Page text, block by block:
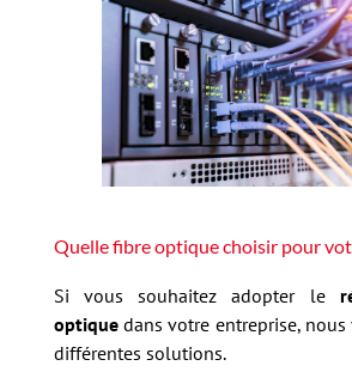
Quelle fibre optique choisir pour
Si vous souhaitez adopter le
optiquedans votre entreprise, nous
différentes solutions.